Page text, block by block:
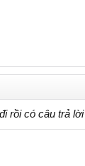
rồi có câu trả lời